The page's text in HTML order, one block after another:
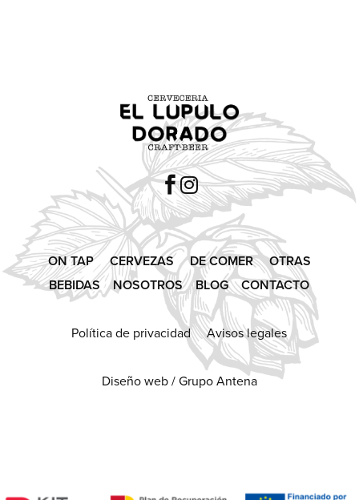

ON TAP CERVEZAS DE COMER
OTRAS
BEBIDAS
NOSOTROS BLOG CONTACTO
Política de privacidad Avisos legales
Diseño web /Grupo Antena